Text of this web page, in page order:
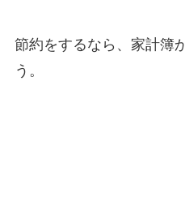
節約をするなら、家計簿
う。